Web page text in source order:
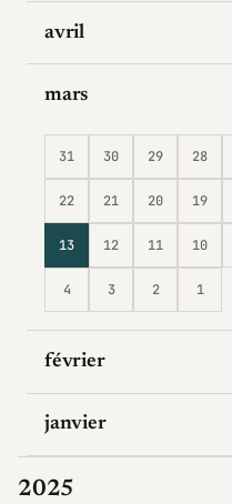
avril
mars
31 30 29 28
22 21 20 19
13 12 11 10
4 3 2 1
février
janvier
2025